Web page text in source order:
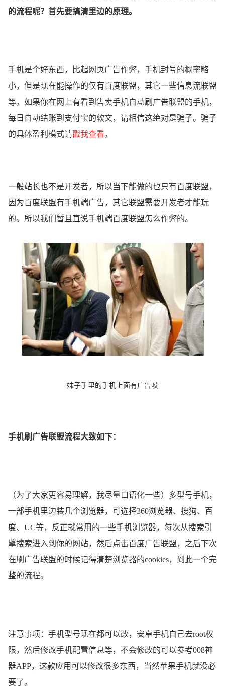
的流程呢？首先要搞清里边的原理。
手机是个好东西，比起网页广告作弊，手机封号的概率略
小，但是现在能操作的仅有百度联盟，其它一些信息流联盟
等。如果你在网上有看到售卖手机自动刷广告联盟的手机，
每日自动结账到支付宝的软文，请相信这绝对是骗子。骗子
的具体盈利模式请戳我查看。
一般站长也不是开发者，所以当下能做的也只有百度联盟，
因为百度联盟有手机端广告，其它联盟需要开发者才能玩
的。所以我们暂且直说手机端百度联盟怎么作弊的。
妹子手里的手机上面有广告哎
手机刷广告联盟流程大致如下：
（为了大家更容易理解，我尽量口语化一些）多型号手机，
一部手机里边装几个浏览器，可选择360浏览器、搜狗、百
度、UC等，反正就常用的一些手机浏览器，每次从搜索引
擎搜索进入到你的网站，然后点击百度广告联盟，之后下次
在刷广告联盟的时候记得清楚浏览器的cookies，到此一个完
整的流程。
注意事项：手机型号现在都可以改，安卓手机自己去root权
限，然后修改手机配置信息等，不会修改的可以参考008神
器APP，这款应用可以修改很多东西，当然苹果手机就没必
要了。